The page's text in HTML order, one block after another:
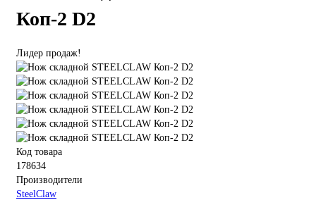
Коп-2 D2
Лидер продаж!
Код товара
178634
Производители
SteelClaw